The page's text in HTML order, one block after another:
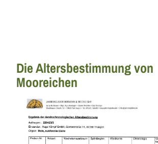
Die Altersbestimmung von
Mooreichen